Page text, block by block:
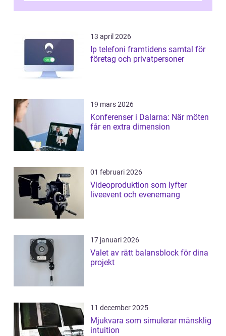
13 april 2026
Ip telefoni framtidens samtal för
företag och privatpersoner
19 mars 2026
Konferenser i Dalarna: När möten
får en extra dimension
01 februari 2026
Videoproduktion som lyfter
liveevent och evenemang
17 januari 2026
Valet av rätt balansblock för dina
projekt
11 december 2025
Mjukvara som simulerar mänsklig
intuition